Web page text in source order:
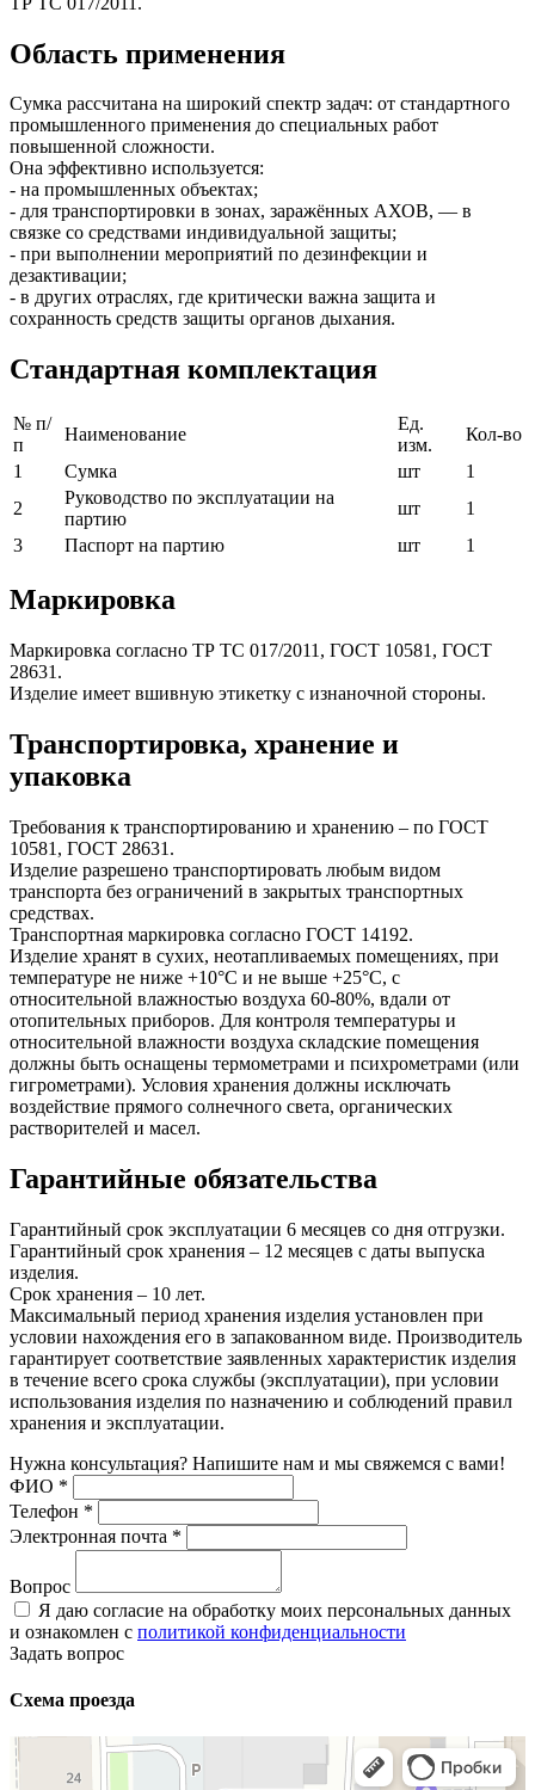
Область применения
Сумка рассчитана на широкий спектр задач: от стандартного
промышленного применения до специальных работ
повышенной сложности.
Она эффективно используется:
- на промышленных объектах;
- для транспортировки в зонах, заражённых АХОВ, — в
связке со средствами индивидуальной защиты;
- при выполнении мероприятий по дезинфекции и
дезактивации;
- в других отраслях, где критически важна защита и
сохранность средств защиты органов дыхания.
Стандартная комплектация
№ п/
п
Наименование
Ед.
изм.
Кол-во
1
Сумка шт
1
2
Руководство по эксплуатации на
партию
шт
1
3
Паспорт на партию шт 1
Маркировка
Маркировка согласно ТР ТС 017/2011, ГОСТ 10581, ГОСТ
28631.
Изделие имеет вшивную этикетку с изнаночной стороны.
Транспортировка, хранение и
упаковка
Требования к транспортированию и хранению – по ГОСТ
10581, ГОСТ 28631.
Изделие разрешено транспортировать любым видом
транспорта без ограничений в закрытых транспортных
средствах.
Транспортная маркировка согласно ГОСТ 14192.
Изделие хранят в сухих, неотапливаемых помещениях, при
температуре не ниже +10°С и не выше +25°С, с
относительной влажностью воздуха 60-80%, вдали от
отопительных приборов. Для контроля температуры и
относительной влажности воздуха складские помещения
должны быть оснащены термометрами и психрометрами (или
гигрометрами). Условия хранения должны исключать
воздействие прямого солнечного света, органических
растворителей и масел.
Гарантийные обязательства
Гарантийный срок эксплуатации 6 месяцев со дня отгрузки.
Гарантийный срок хранения – 12 месяцев с даты выпуска
изделия.
Срок хранения – 10 лет.
Максимальный период хранения изделия установлен при
условии нахождения его в запакованном виде. Производитель
гарантирует соответствие заявленных характеристик изделия
в течение всего срока службы (эксплуатации), при условии
использования изделия по назначению и соблюдений правил
хранения и эксплуатации.
Нужна консультация? Напишите нам и мы свяжемся с вами!
ФИО *
Телефон *
Электронная почта *
Вопрос
Я даю согласие на обработку моих персональных данных
и ознакомлен с политикой конфиденциальности
Задать вопрос
Схема проезда